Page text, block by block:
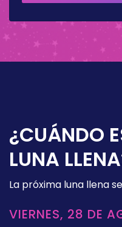
¿CUÁNDO
LUNA
La próxima luna llena
VIERNES, 28 DE